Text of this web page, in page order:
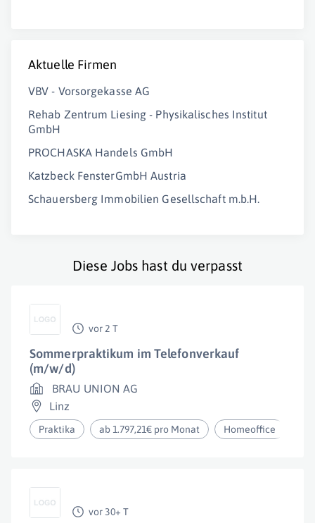
Aktuelle Firmen
VBV - Vorsorgekasse AG
Rehab Zentrum Liesing - Physikalisches Institut
GmbH
PROCHASKA Handels GmbH
Katzbeck FensterGmbH Austria
Schauersberg Immobilien Gesellschaft m.b.H.
Diese Jobs hast du verpasst
vor 2 T
Sommerpraktikum im Telefonverkauf
(m/w/d)
BRAU UNION AG
Linz
Praktika ab 1.797,21€ pro Monat Homeoffice
vor 30+ T